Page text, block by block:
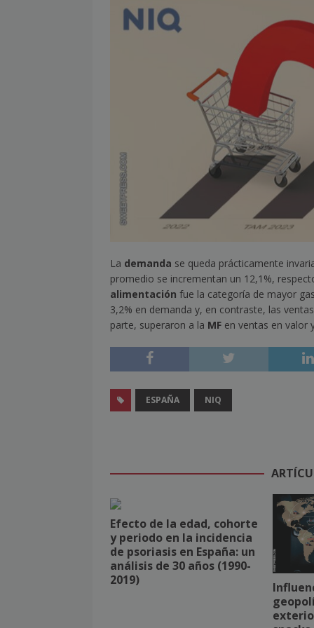
[ julio 2, 2026 ]
Nueva
¿La búsqueda
NOTICIAS
[ julio 2, 2026 ]
Cómo la APPEC
[ julio 2, 2026 ] Reuters Institute
mínimo histórico
NOTICIAS
[ julio 6, 2026 ]
Con la IA como
el mayor activo de los medios.
La demanda se queda prácticamente
promedio se incrementan un 12,1%,
alimentación fue la categoría de mayor
3,2% en demanda y, en contraste, las
parte, superaron a la MF en ventas en valor
ESPAÑA NIQ
Efecto de la edad, cohorte
y periodo en la incidencia
de psoriasis en España: un
análisis de 30 años (1990-
2019)